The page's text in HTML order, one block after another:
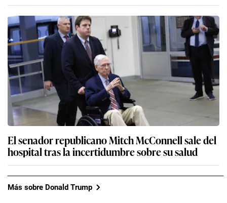
El senador republicano Mitch McConnell sale del
hospital tras la incertidumbre sobre su salud
Más sobre Donald Trump